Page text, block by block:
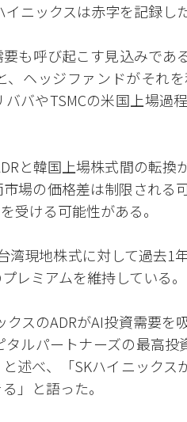
ニックスは赤字を記録した
も呼び起こす見込みであ
、ヘッジファンドがそれ
バやTSMCの米国上場過
と韓国上場株式間の転
場の価格差は制限される
受ける可能性がある。
湾現地株式に対して過去1
レミアムを維持している。
クスのADRがAI投資需要
ルパートナーズの最高投
述べ、「SKハイニック
」と語った。